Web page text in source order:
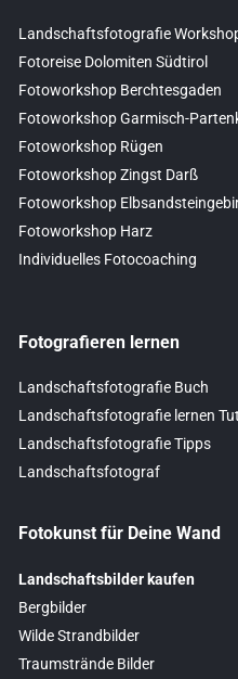
Landschaftsfotografie
Fotoreise Dolomiten Südtirol
Fotoworkshop Berchtesgaden
Fotoworkshop Garmisch-
Fotoworkshop Rügen
Fotoworkshop Zingst Darß
Fotoworkshop
Fotoworkshop Harz
Individuelles Fotocoaching
Fotografieren lernen
Landschaftsfotografie Buch
Landschaftsfotografie lernen
Landschaftsfotografie Tipps
Landschaftsfotograf
Fotokunst für Deine Wand
Landschaftsbilder kaufen
Bergbilder
Wilde Strandbilder
Traumstrände Bilder